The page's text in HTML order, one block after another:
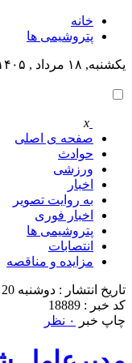
خانه
پتروشيمى ها
یکشنبه, ۱۸ مرداد , ۱۴۰۵
x
صفحه ی اصلی
حوادث
ورزشی
اخبار
به روایت تصویر
اخبار فوری
پتروشيمى ها
انتصابات
مزایده و مناقصه
تاریخ انتشار : دوشنبه 20 بهمن 1399 - 15:56
کد خبر : 18889
چاپ خبر
۰ نظر